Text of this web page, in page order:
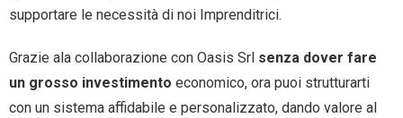
supportare le necessità di noi Imprenditrici.
Grazie ala collaborazione con Oasis Srl senza dover fare
un grosso investimento economico, ora puoi strutturarti
con un sistema affidabile e personalizzato, dando valore al